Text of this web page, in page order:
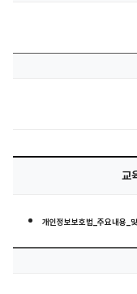
교
개인정보보호법_주요내용_